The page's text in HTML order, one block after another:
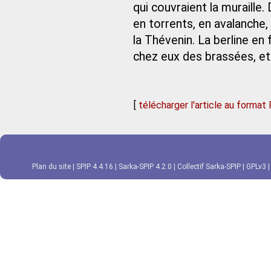
qui couvraient la
en torrents, en
la Thévenin. La berline
chez eux des brassées,
[ télécharger l'article au format
Plan du site SPIP 4.4.16 Sarka-SPIP 4.2.0 Collectif Sarka-SPIP GPLv3